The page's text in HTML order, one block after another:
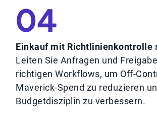
04
Einkauf mit Richtlinienkontrolle
Leiten Sie Anfragen und
richtigen Workflows, um Off-
Maverick-Spend zu reduzieren
Budgetdisziplin zu verbessern.